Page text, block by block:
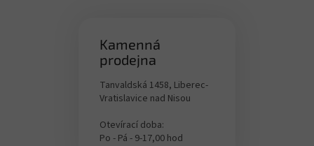
Kamenná
prodejna
Tanvaldská 1458, Liberec-
Vratislavice nad Nisou
Otevírací doba:
Po - Pá - 9-17,00 hod